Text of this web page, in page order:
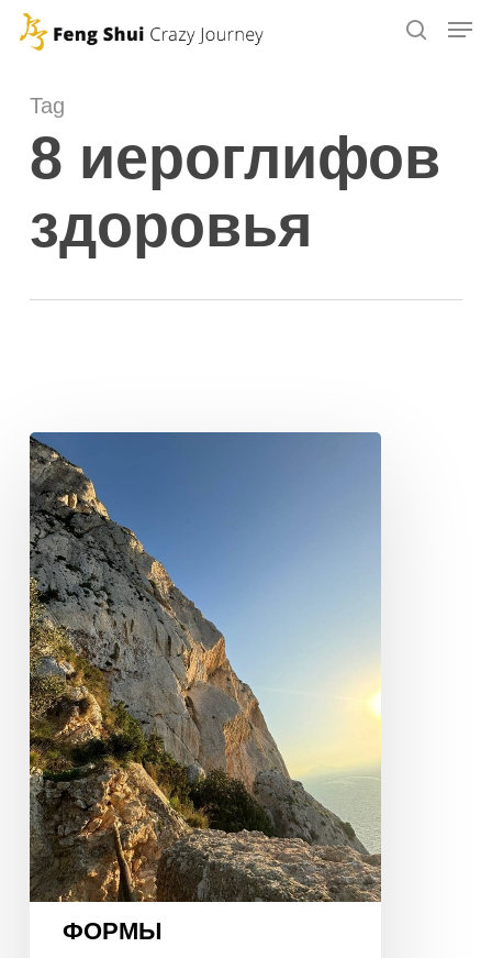
Skip
content
Tag
8 иероглифов
здоровья
ФОРМЫ
ПРОСТРАНСТВА
ЗА
ПРЕДЕЛАМИ
СТЕН
И
КАРТЫ
ЦИ
МЭНЬ
ФОРМЫ